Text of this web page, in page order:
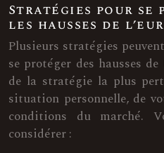
Stratégies pour se
les hausses de
Plusieurs stratégies
se protéger des hausses
de la stratégie la plus
situation personnelle, de
conditions du marché.
considérer :